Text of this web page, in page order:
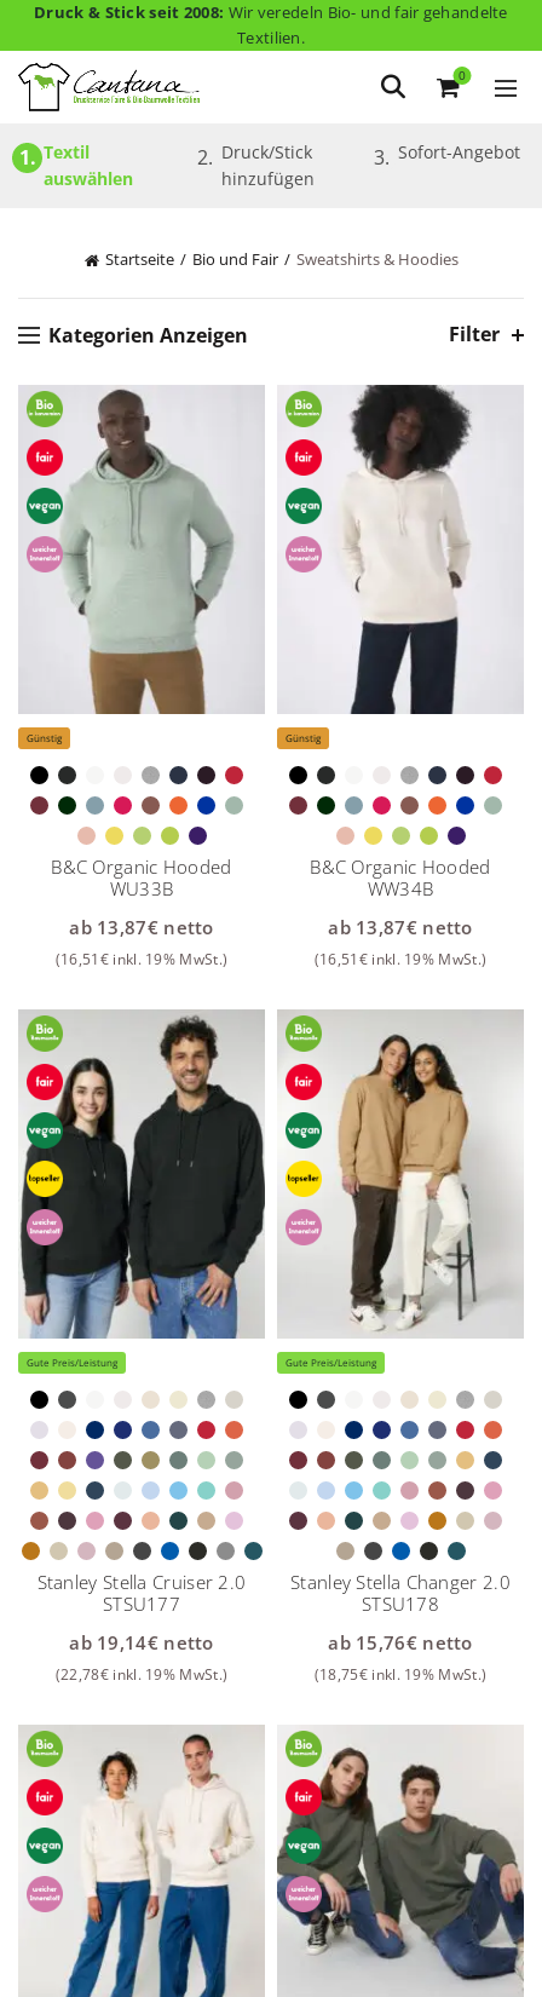
Druck & Stick seit 2008: Wir veredeln Bio- und fair gehandelte
Textilien.
0
1. Textil
auswählen
2. Druck/Stick
hinzufügen
3. Sofort-Angebot
Startseite Bio und Fair Sweatshirts & Hoodies
Kategorien Anzeigen Filter
Günstig
B&C Organic Hooded
WU33B
ab 13,87€netto
(16,51€ inkl. 19% MwSt.)
Günstig
B&C Organic Hooded
WW34B
ab 13,87€netto
(16,51€ inkl. 19% MwSt.)
Gute Preis/Leistung
Stanley Stella Cruiser 2.0
STSU177
ab 19,14€netto
(22,78€ inkl. 19% MwSt.)
Gute Preis/Leistung
Stanley Stella Changer 2.0
STSU178
ab 15,76€netto
(18,75€ inkl. 19% MwSt.)